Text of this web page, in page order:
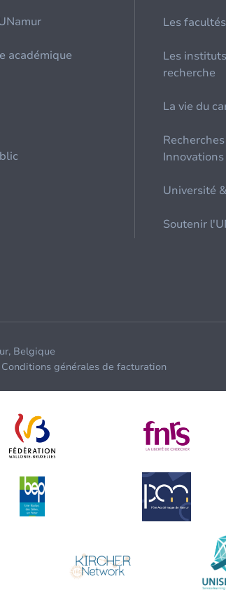
académique
Les facultés
Les
recherche
La vie du
Innovations
Université
Soutenir
Belgique
Conditions générales de facturation